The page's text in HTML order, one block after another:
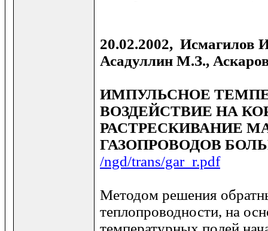
20.02.2002, Исмагилов
Асадуллин М.З.,
ИМПУЛЬСНОЕ
ВОЗДЕЙСТВИЕ НА
РАСТРЕСКИВАНИЕ
ГАЗОПРОВОДОВ
/ngd/trans/gar_r.pdf
Методом решения
теплопроводности, на